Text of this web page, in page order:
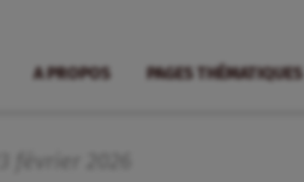
A PROPOS PAGES THÉMATIQUES